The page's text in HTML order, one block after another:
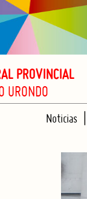
PROVINCIAL
URONDO
Noticias